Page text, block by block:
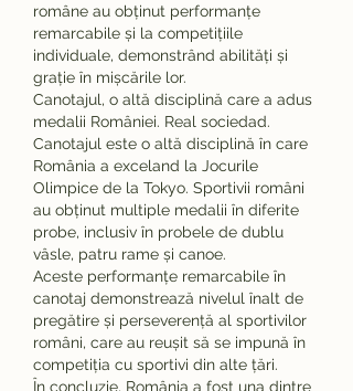
române au obținut performanțe
remarcabile și la competițiile
individuale, demonstrând abilități și
grație în mișcările lor.
Canotajul, o altă disciplină care a adus
medalii României. Real sociedad.
Canotajul este o altă disciplină în care
România a exceland la Jocurile
Olimpice de la Tokyo. Sportivii români
au obținut multiple medalii în diferite
probe, inclusiv în probele de dublu
vâsle, patru rame și canoe.
Aceste performanțe remarcabile în
canotaj demonstrează nivelul înalt de
pregătire și perseverență al sportivilor
români, care au reușit să se impună în
competiția cu sportivi din alte țări.
În concluzie, România a fost una dintre